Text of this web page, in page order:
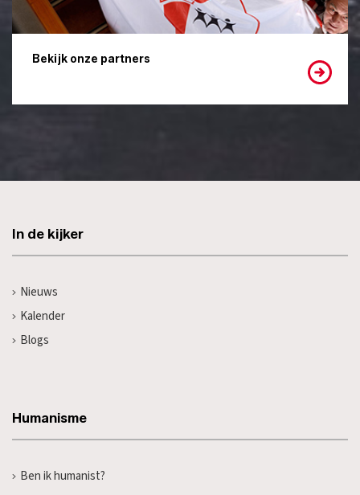
Bekijk onze partners
In de kijker
Nieuws
Kalender
Blogs
Humanisme
Ben ik humanist?